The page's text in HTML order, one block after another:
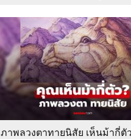
ภาพลวงตาทายนิสัย เห็นม้ากี่ตั